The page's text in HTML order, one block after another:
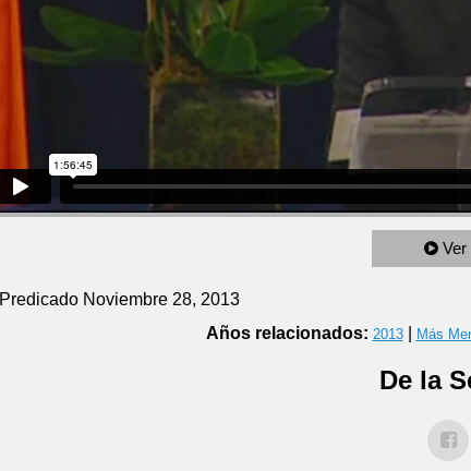
Ver
Predicado Noviembre 28, 2013
Años relacionados: 2013| Más
De la